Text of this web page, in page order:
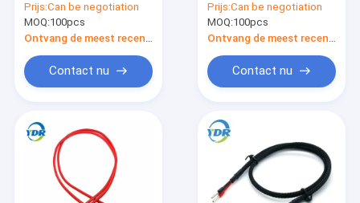
Vrouwelijke
Kabeldraad
Prijs:Can be negotiation
MOQ:100pcs
Contact nu
Prijs:Can be negotiation
MOQ:100pcs
Contact nu